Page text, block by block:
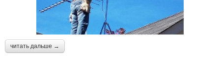
читать дальше →